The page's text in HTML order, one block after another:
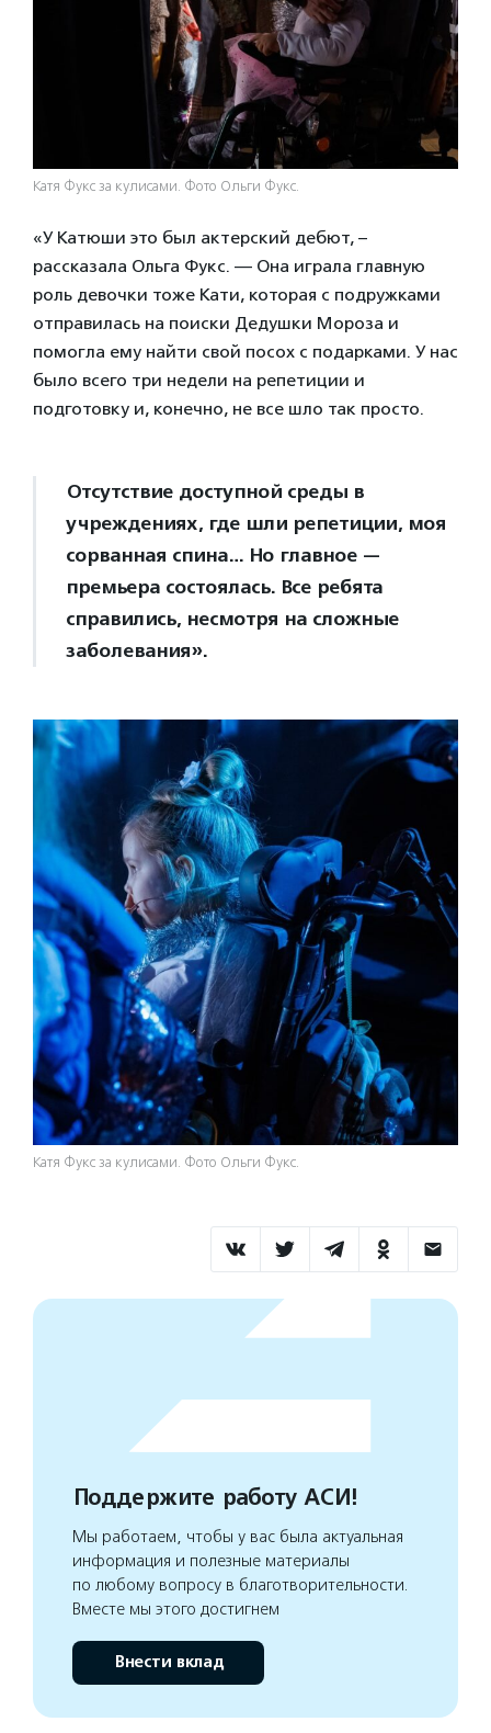
Катя Фукс за кулисами. Фото Ольги Фукс.
«У Катюши это был актерский дебют, –
рассказала Ольга Фукс. — Она играла главную
роль девочки тоже Кати, которая с подружками
отправилась на поиски Дедушки Мороза и
помогла ему найти свой посох с подарками. У нас
было всего три недели на репетиции и
подготовку и, конечно, не все шло так просто.
Отсутствие доступной среды в
учреждениях, где шли репетиции, моя
сорванная спина… Но главное —
премьера состоялась. Все ребята
справились, несмотря на сложные
заболевания».
Катя Фукс за кулисами. Фото Ольги Фукс.
Поддержите работу АСИ!
Мы работаем, чтобы у вас была актуальная
информация и полезные материалы
по любому вопросу в благотворительности.
Вместе мы этого достигнем
Внести вклад